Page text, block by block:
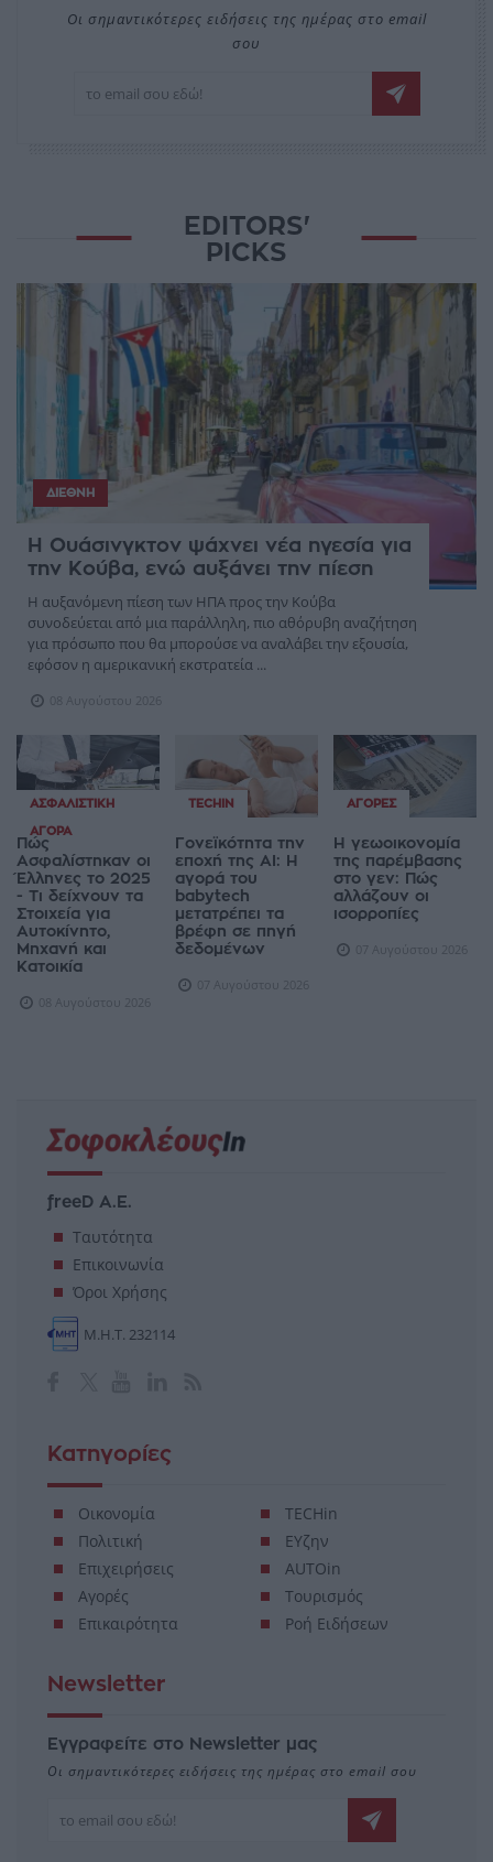
Οι σημαντικότερες ειδήσεις της ημέρας στο email
σου
EDITORS'
PICKS
ΔΙΕΘΝΉ
Η Ουάσινγκτον ψάχνει νέα ηγεσία για
την Κούβα, ενώ αυξάνει την πίεση
Η αυξανόμενη πίεση των ΗΠΑ προς την Κούβα
συνοδεύεται από μια παράλληλη, πιο αθόρυβη αναζήτηση
για πρόσωπο που θα μπορούσε να αναλάβει την εξουσία,
εφόσον η αμερικανική εκστρατεία ...
08 Αυγούστου 2026
ΑΣΦΑΛΙΣΤΙΚΉ
ΑΓΟΡΆ
Πώς
Ασφαλίστηκαν οι
Έλληνες το 2025
- Τι δείχνουν τα
Στοιχεία για
Αυτοκίνητο,
Μηχανή και
Κατοικία
08 Αυγούστου 2026
TECHIN
Γονεϊκότητα την
εποχή της AI: Η
αγορά του
babytech
μετατρέπει τα
βρέφη σε πηγή
δεδομένων
07 Αυγούστου 2026
ΑΓΟΡΈΣ
Η γεωοικονομία
της παρέμβασης
στο γεν: Πώς
αλλάζουν οι
ισορροπίες
07 Αυγούστου 2026